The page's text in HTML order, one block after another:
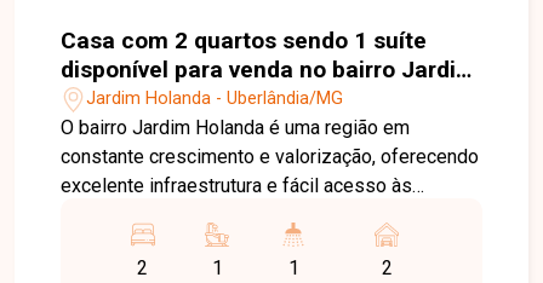
Casa com 2 quartos sendo 1 suíte
disponível para venda no bairro Jardim
Holanda em Uberlândia-MG
Jardim Holanda - Uberlândia/MG
O bairro Jardim Holanda é uma região em
constante crescimento e valorização, oferecendo
excelente infraestrutura e fácil acesso às
supermercados, escolas, farmácias, comércios e
diversos serviços, o bairro proporciona
2 1 1 2